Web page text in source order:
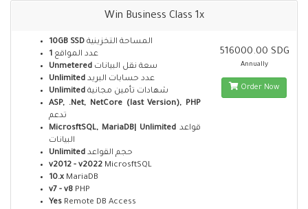
Win Business Class 1x
10GB SSD المساحة التخزينية
1 عدد المواقع
Unmetered سعة نقل البيانات
Unlimited عدد حسابات البريد
Unlimited شهادات تأمين مجانية
ASP, .Net, NetCore (last Version), PHP
تدعم
MicrosftSQL, MariaDB| Unlimited قواعد
البيانات
Unlimited حجم القواعد
v2012 - v2022 MicrosftSQL
10.x MariaDB
v7 - v8 PHP
Yes Remote DB Access
516000.00 SDG
Annually
Order Now